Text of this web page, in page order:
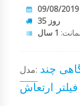
09/08/2019
35 روز
1 سال
مدل: چند